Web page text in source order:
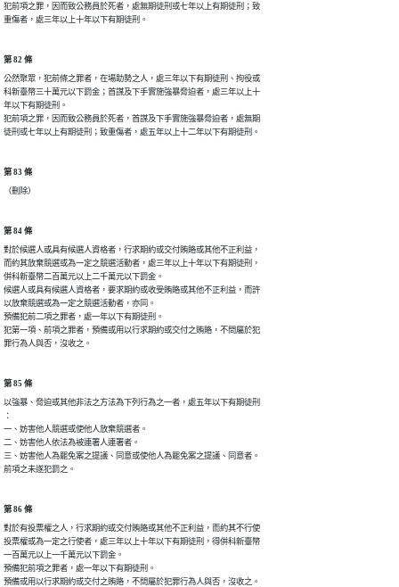
犯前項之罪，因而致公務員於死者，處無期徒刑或七年以上有期徒刑；致
重傷者，處三年以上十年以下有期徒刑。
第 82 條
公然聚眾，犯前條之罪者，在場助勢之人，處三年以下有期徒刑、拘役或
科新臺幣三十萬元以下罰金；首謀及下手實施強暴脅迫者，處三年以上十
年以下有期徒刑。
犯前項之罪，因而致公務員於死者，首謀及下手實施強暴脅迫者，處無期
徒刑或七年以上有期徒刑；致重傷者，處五年以上十二年以下有期徒刑。
第 83 條
（刪除）
第 84 條
對於候選人或具有候選人資格者，行求期約或交付賄賂或其他不正利益，
而約其放棄競選或為一定之競選活動者，處三年以上十年以下有期徒刑，
併科新臺幣二百萬元以上二千萬元以下罰金。
候選人或具有候選人資格者，要求期約或收受賄賂或其他不正利益，而許
以放棄競選或為一定之競選活動者，亦同。
預備犯前二項之罪者，處一年以下有期徒刑。
犯第一項、前項之罪者，預備或用以行求期約或交付之賄賂，不問屬於犯
罪行為人與否，沒收之。
第 85 條
以強暴、脅迫或其他非法之方法為下列行為之一者，處五年以下有期徒刑
：
一、妨害他人競選或使他人放棄競選者。
二、妨害他人依法為被連署人連署者。
三、妨害他人為罷免案之提議、同意或使他人為罷免案之提議、同意者。
前項之未遂犯罰之。
第 86 條
對於有投票權之人，行求期約或交付賄賂或其他不正利益，而約其不行使
投票權或為一定之行使者，處三年以上十年以下有期徒刑，得併科新臺幣
一百萬元以上一千萬元以下罰金。
預備犯前項之罪者，處一年以下有期徒刑。
預備或用以行求期約或交付之賄賂，不問屬於犯罪行為人與否，沒收之。